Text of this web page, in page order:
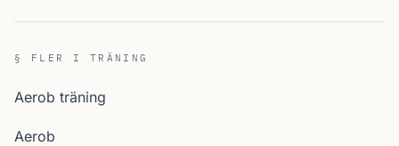
§ FLER I TRÄNING
Aerob träning
Aerob